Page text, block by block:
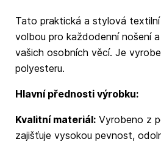
Tato praktická a stylová textilní
volbou pro každodenní nošení
vašich osobních věcí. Je
polyesteru.
Hlavní přednosti výrobku:
Kvalitní materiál:Vyrobeno z
zajišťuje vysokou pevnost,